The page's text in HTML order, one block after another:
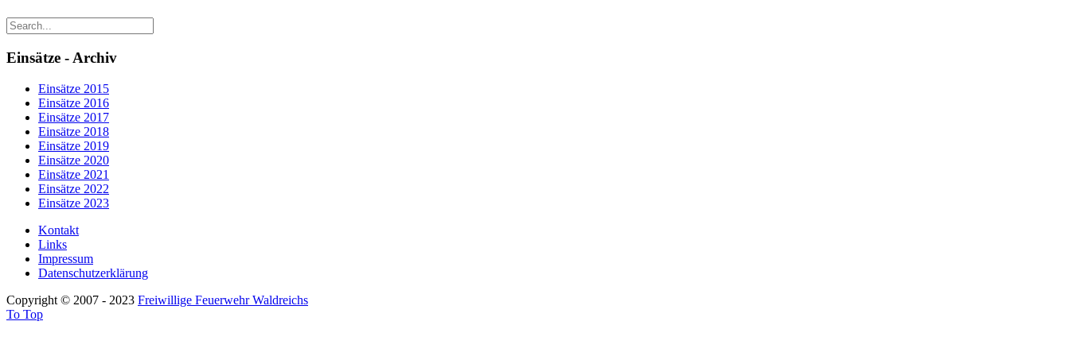
Einsätze - Archiv
Einsätze 2015
Einsätze 2016
Einsätze 2017
Einsätze 2018
Einsätze 2019
Einsätze 2020
Einsätze 2021
Einsätze 2022
Einsätze 2023
Kontakt
Links
Impressum
Datenschutzerklärung
Copyright © 2007 - 2023 Freiwillige Feuerwehr Waldreichs
To Top